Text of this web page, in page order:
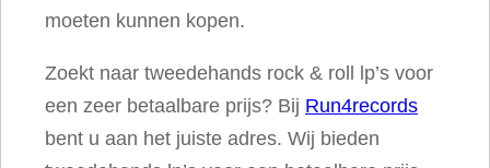
moeten kunnen kopen.
Zoekt naar tweedehands rock & roll lp’s voor
een zeer betaalbare prijs? Bij Run4records
bent u aan het juiste adres. Wij bieden